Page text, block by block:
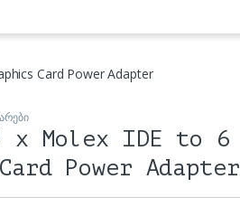
Card Power Adapter
x Molex IDE to 6
Power Adapter